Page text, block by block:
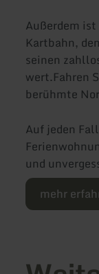
Außerdem
Kartbahn,
seinen
wert.Fahren
berühmte
Auf jeden
und
mehr